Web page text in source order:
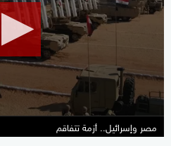
مصر وإسرائيل.. أزمة تتفاقم